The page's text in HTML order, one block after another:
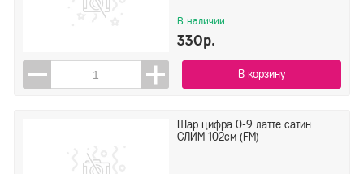
В наличии
330р.
В корзину
Шар цифра 0-9 латте сатин
СЛИМ 102см (FM)